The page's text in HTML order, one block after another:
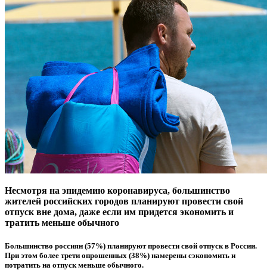
Несмотря на эпидемию коронавируса, большинство
жителей российских городов планируют провести свой
отпуск вне дома, даже если им придется экономить и
тратить меньше обычного
Большинство россиян (57%) планируют провести свой отпуск в России.
При этом более трети опрошенных (38%) намерены сэкономить и
потратить на отпуск меньше обычного.